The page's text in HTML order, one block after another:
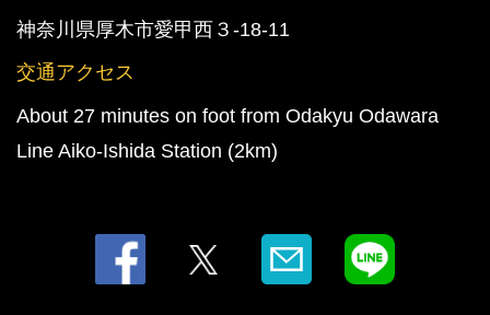
神奈川県厚木市愛甲西３-18-11
交通アクセス
About 27 minutes on foot from Odakyu Odawara
Line Aiko-Ishida Station (2km)
ACCESS | GOLDSTEAK(ゴールドステーキ) 厚木店
お店情報をコピー